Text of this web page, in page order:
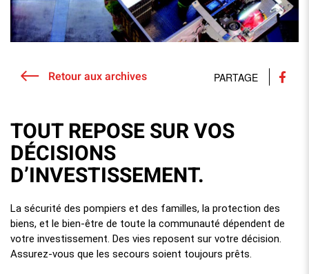
Retour aux archives PARTAGE
TOUT REPOSE SUR VOS
DÉCISIONS
D’INVESTISSEMENT.
La sécurité des pompiers et des familles, la protection des
biens, et le bien-être de toute la communauté dépendent de
votre investissement. Des vies reposent sur votre décision.
Assurez-vous que les secours soient toujours prêts.